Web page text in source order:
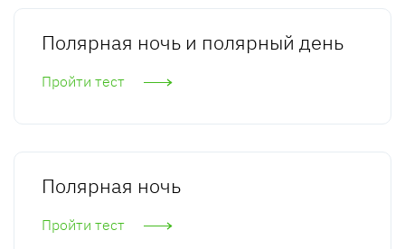
Полярная ночь и полярный день
Пройти тест
Полярная ночь
Пройти тест